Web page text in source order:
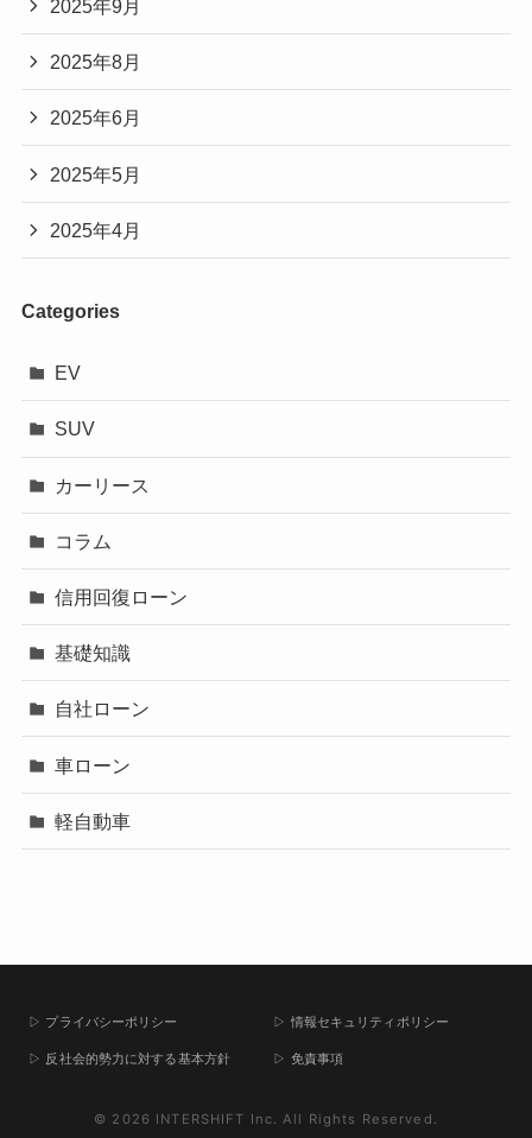
2025年9月
2025年8月
2025年6月
2025年5月
2025年4月
Categories
EV
SUV
カーリース
コラム
信用回復ローン
基礎知識
自社ローン
車ローン
軽自動車
▷ プライバシーポリシー ▷ 情報セキュリティポリシー
▷ 反社会的勢力に対する基本方針 ▷ 免責事項
© 2026 INTERSHIFT Inc. All Rights Reserved.